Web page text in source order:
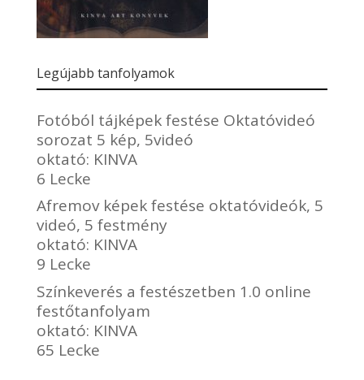
Legújabb tanfolyamok
Fotóból tájképek festése Oktatóvideó
sorozat 5 kép, 5videó
oktató: KINVA
6 Lecke
Afremov képek festése oktatóvideók, 5
videó, 5 festmény
oktató: KINVA
9 Lecke
Színkeverés a festészetben 1.0 online
festőtanfolyam
oktató: KINVA
65 Lecke